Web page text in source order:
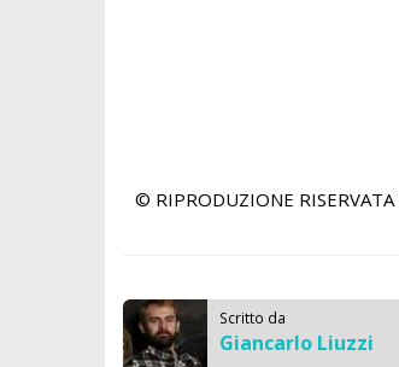
© RIPRODUZIONE RISERVATA
Scritto da
Giancarlo Liuzzi